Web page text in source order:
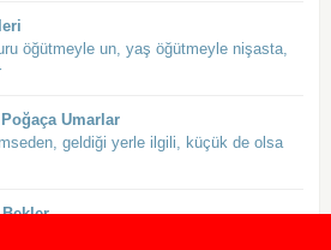
öğütmeyle un, yaş öğütmeyle nişasta,
Umarlar
geldiği yerle ilgili, küçük de olsa